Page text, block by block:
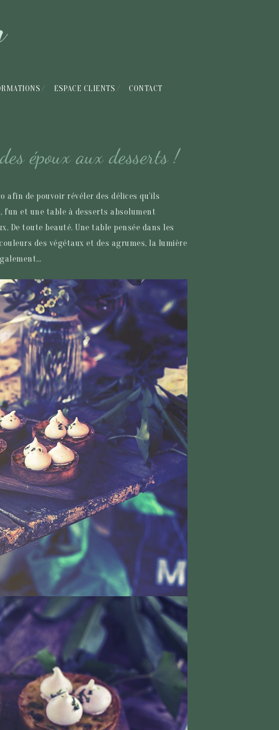
ESPACE CLIENTS CONTACT
époux aux desserts !
de pouvoir révéler des délices qu’ils
fun et une table à desserts absolument
De toute beauté. Une table pensée dans les
des végétaux et des agrumes, la lumière